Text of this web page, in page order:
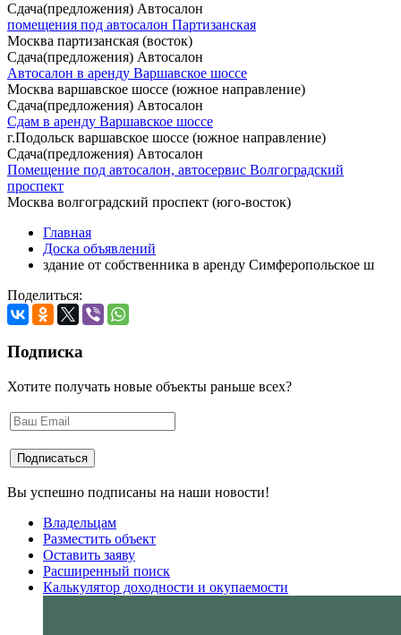
Сдача(предложения) Автосалон
помещения под автосалон Партизанская
Москва партизанская (восток)
Сдача(предложения) Автосалон
Автосалон в аренду Варшавское шоссе
Москва варшавское шоссе (южное направление)
Сдача(предложения) Автосалон
Сдам в аренду Варшавское шоссе
г.Подольск варшавское шоссе (южное направление)
Сдача(предложения) Автосалон
Помещение под автосалон, автосервис Волгоградский
проспект
Москва волгоградский проспект (юго-восток)
Главная
Доска объявлений
здание от собственника в аренду Симферопольское ш
Поделиться:
Подписка
Хотите получать новые объекты раньше всех?
Вы успешно подписаны на наши новости!
Владельцам
Разместить объект
Оставить заяву
Расширенный поиск
Калькулятор доходности и окупаемости